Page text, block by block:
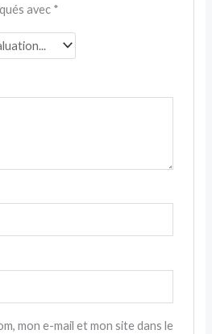
avec *
mon e-mail et mon site dans le